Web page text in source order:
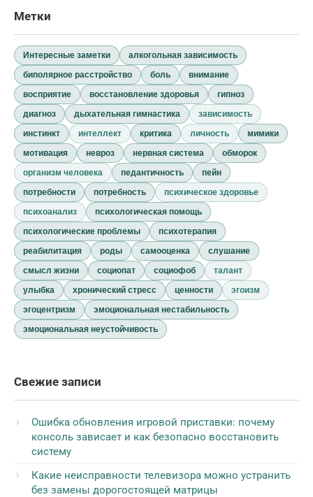
Метки
Интересные заметки
алкогольная зависимость
биполярное расстройство
боль
внимание
восприятие
восстановление здоровья
гипноз
диагноз
дыхательная гимнастика
зависимость
инстинкт
интеллект критика личность
мимики
мотивация
невроз нервная система
обморок
организм человека
педантичность
пейн
потребности
потребность
психическое здоровье
психоанализ
психологическая помощь
психологические проблемы
психотерапия
реабилитация
роды самооценка
слушание
смысл жизни
социопат социофоб
талант
улыбка
хронический стресс ценности
эгоизм
эгоцентризм
эмоциональная нестабильность
эмоциональная неустойчивость
Свежие записи
Ошибка обновления игровой приставки: почему
консоль зависает и как безопасно восстановить
систему
Какие неисправности телевизора можно устранить
без замены дорогостоящей матрицы